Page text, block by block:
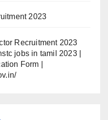
2023
Recruitment 2023
jobs in tamil 2023 |
Form |